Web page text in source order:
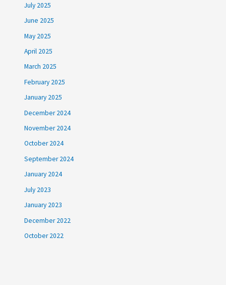
July 2025
June 2025
May 2025
April 2025
March 2025
February 2025
January 2025
December 2024
November 2024
October 2024
September 2024
January 2024
July 2023
January 2023
December 2022
October 2022